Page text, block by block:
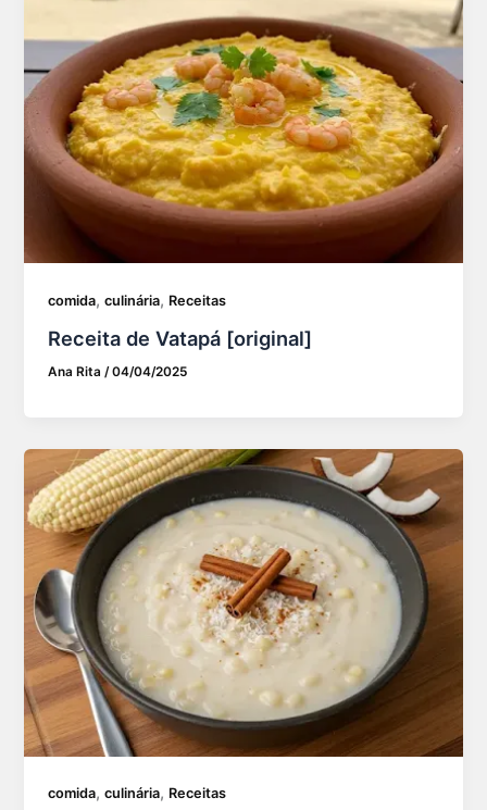
comida,culinária, Receitas
Receita de Vatapá [original]
Ana Rita /04/04/2025
comida,culinária, Receitas